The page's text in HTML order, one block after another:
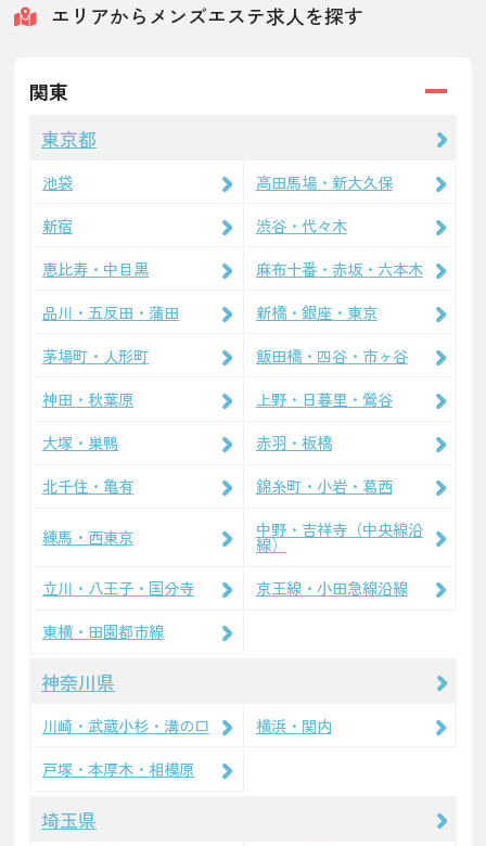
エリアからメンズエステ求人を探す
関東
東京都
池袋
高田馬場・新大久保
新宿
渋谷・代々木
恵比寿・中目黒
麻布十番・赤坂・六本木
品川・五反田・蒲田
新橋・銀座・東京
茅場町・人形町
飯田橋・四谷・市ヶ谷
神田・秋葉原
上野・日暮里・鶯谷
大塚・巣鴨
赤羽・板橋
北千住・亀有
錦糸町・小岩・葛西
練馬・西東京 中野・吉祥寺（中央線沿
線）
立川・八王子・国分寺
京王線・小田急線沿線
東横・田園都市線
神奈川県
川崎・武蔵小杉・溝の口
横浜・関内
戸塚・本厚木・相模原
埼玉県